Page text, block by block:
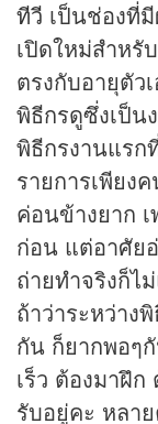
ทีวี เป็นช่องที่
เปิดใหม่สำหรั
ตรงกับอายุตัว
พิธีกรดูซึ่งเป็น
พิธีกรงานแรก
รายการเพียง
ค่อนข้างยาก
ก่อน แต่อาศัย
ถ่ายทำจริงก็ไ
ถ้าว่าระหว่าง
กัน ก็ยากพอๆ
เร็ว ต้องมาฝึ
รับอยู่คะ หลาย